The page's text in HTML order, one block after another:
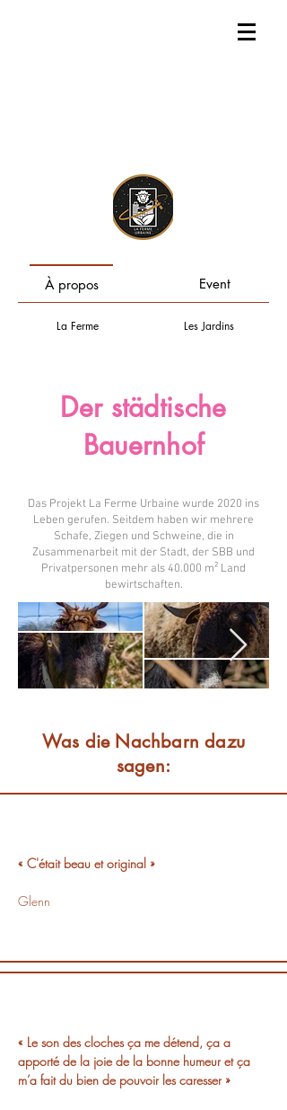
À propos Event
La Ferme Les Jardins
Der städtische
Bauernhof
Das Projekt La Ferme Urbaine wurde 2020 ins
Leben gerufen. Seitdem haben wir mehrere
Schafe, Ziegen und Schweine, die in
Zusammenarbeit mit der Stadt, der SBB und
Privatpersonen mehr als 40.000 m² Land
bewirtschaften.
Was die Nachbarn dazu
sagen:
« C'était beau et original »
Glenn
« Le son des cloches ça me détend, ça a
apporté de la joie de la bonne humeur et ça
m’a fait du bien de pouvoir les caresser »